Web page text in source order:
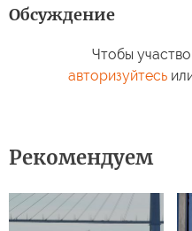
Обсуждение
Чтобы
авторизуйтесь
Рекомендуем